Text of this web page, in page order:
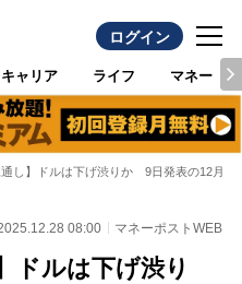
ログイン
キャリア ライフ マネー
通し】ドルは下げ渋りか 9日発表の12月米
08:00 マネーポストWEB
ドルは下げ渋り